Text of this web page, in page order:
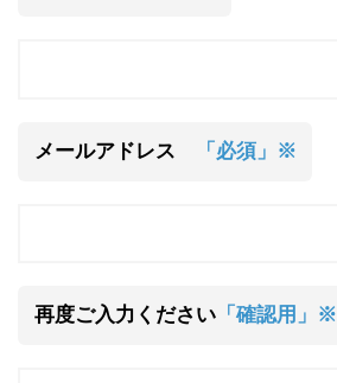
メールアドレス 「必須」※
再度ご入力ください「確認用」※